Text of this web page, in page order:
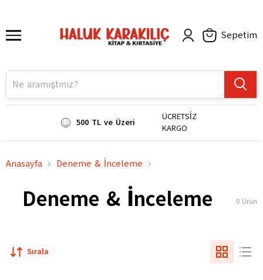
Sepetim
500 TL ve Üzeri
ÜCRETSİZ
KARGO
Anasayfa Deneme & İnceleme
Deneme & İnceleme 0 Ürün
Sırala